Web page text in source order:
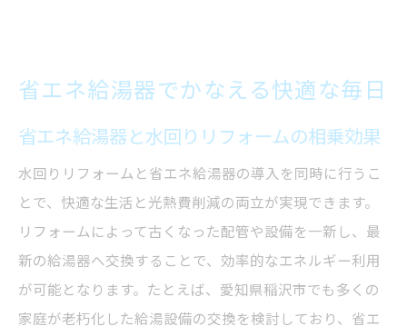
省エネ給湯器でかなえる快適な毎日
省エネ給湯器と水回りリフォームの相乗効果
水回りリフォームと省エネ給湯器の導入を同時に行うこ
とで、快適な生活と光熱費削減の両立が実現できます。
リフォームによって古くなった配管や設備を一新し、最
新の給湯器へ交換することで、効率的なエネルギー利用
が可能となります。たとえば、愛知県稲沢市でも多くの
家庭が老朽化した給湯設備の交換を検討しており、省エ